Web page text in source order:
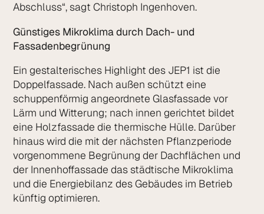
Abschluss“, sagt Christoph Ingenhoven.
Günstiges Mikroklima durch Dach- und
Fassadenbegrünung
Ein gestalterisches Highlight des JEP1 ist die
Doppelfassade. Nach außen schützt eine
schuppenförmig angeordnete Glasfassade vor
Lärm und Witterung; nach innen gerichtet bildet
eine Holzfassade die thermische Hülle. Darüber
hinaus wird die mit der nächsten Pflanzperiode
vorgenommene Begrünung der Dachflächen und
der Innenhoffassade das städtische Mikroklima
und die Energiebilanz des Gebäudes im Betrieb
künftig optimieren.